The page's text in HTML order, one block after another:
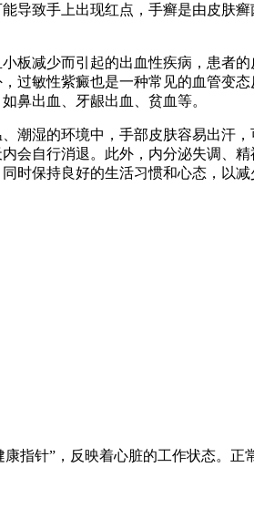
导致手上出现红点，手癣是由皮肤
板减少而引起的出血性疾病，患者
过敏性紫癜也是一种常见的血管变
鼻出血、牙龈出血、贫血等。
潮湿的环境中，手部皮肤容易出汗
会自行消退。此外，内分泌失调、
时保持良好的生活习惯和心态，以减
指针”，反映着心脏的工作状态。